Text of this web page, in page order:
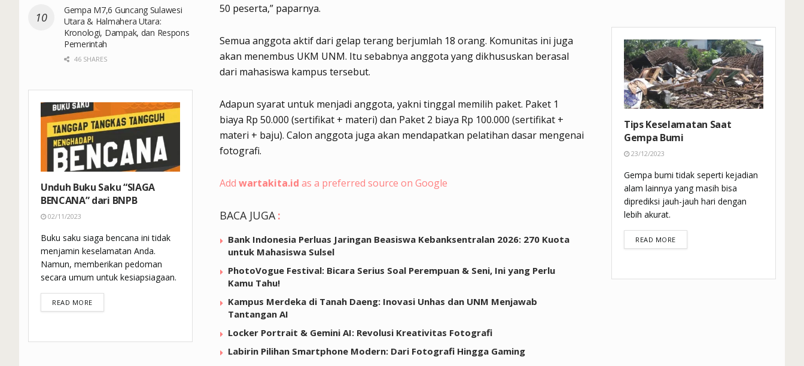
50 peserta,” paparnya.
Semua anggota aktif dari gelap terang berjumlah 18 orang. Komunitas ini juga
akan menembus UKM UNM. Itu sebabnya anggota yang dikhususkan berasal
dari mahasiswa kampus tersebut.
Adapun syarat untuk menjadi anggota, yakni tinggal memilih paket. Paket 1
biaya Rp 50.000 (sertifikat + materi) dan Paket 2 biaya Rp 100.000 (sertifikat +
materi + baju). Calon anggota juga akan mendapatkan pelatihan dasar mengenai
fotografi.
Add wartakita.id as a preferred source on Google
BACA JUGA :
Bank Indonesia Perluas Jaringan Beasiswa Kebanksentralan 2026: 270 Kuota
untuk Mahasiswa Sulsel
PhotoVogue Festival: Bicara Serius Soal Perempuan & Seni, Ini yang Perlu
Kamu Tahu!
Kampus Merdeka di Tanah Daeng: Inovasi Unhas dan UNM Menjawab
Tantangan AI
Locker Portrait & Gemini AI: Revolusi Kreativitas Fotografi
Labirin Pilihan Smartphone Modern: Dari Fotografi Hingga Gaming
Gempa M7,6 Guncang Sulawesi
Utara & Halmahera Utara:
Kronologi, Dampak, dan Respons
Pemerintah
46 SHARES
Unduh Buku Saku “SIAGA
BENCANA” dari BNPB
02/11/2023
Buku saku siaga bencana ini tidak
menjamin keselamatan Anda.
Namun, memberikan pedoman
secara umum untuk kesiapsiagaan.
READ MOREDETAILS
Tips Keselamatan Saat
Gempa Bumi
23/12/2023
Gempa bumi tidak seperti kejadian
alam lainnya yang masih bisa
diprediksi jauh-jauh hari dengan
lebih akurat.
READ MOREDETAILS